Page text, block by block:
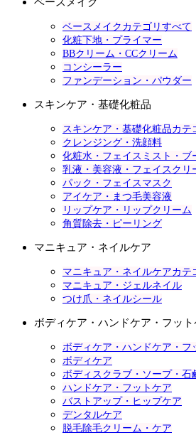
ベースメイクカテゴリすべて
化粧下地・プライマー
BBクリーム・CCクリーム
コンシーラー
ファンデーション・パウダー
スキンケア・基礎化粧品
スキンケア・基礎化粧品カテ
クレンジング・洗顔料
化粧水・フェイスミスト・ブ
乳液・美容液・フェイスクリ
パック・フェイスマスク
アイケア・まつ毛美容液
リップケア・リップクリーム
角質除去・ピーリング
マニキュア・ネイルケア
マニキュア・ネイルケアカテ
マニキュア・ジェルネイル
つけ爪・ネイルシール
ボディケア・ハンドケア・フット
ボディケア・ハンドケア・フ
ボディケア
ボディスクラブ・ソープ・石
ハンドケア・フットケア
バストアップ・ヒップケア
デンタルケア
脱毛除毛クリーム・ケア